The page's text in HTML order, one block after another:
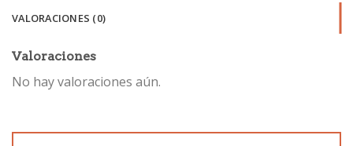
VALORACIONES (0)
Valoraciones
No hay valoraciones aún.